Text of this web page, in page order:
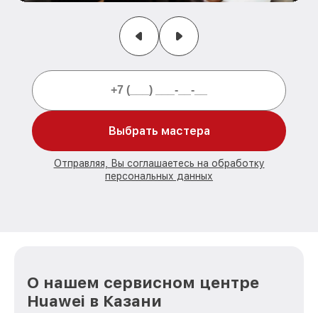
Выбрать мастера
Отправляя, Вы соглашаетесь на обработку
персональных данных
О нашем сервисном центре
Huawei в Казани